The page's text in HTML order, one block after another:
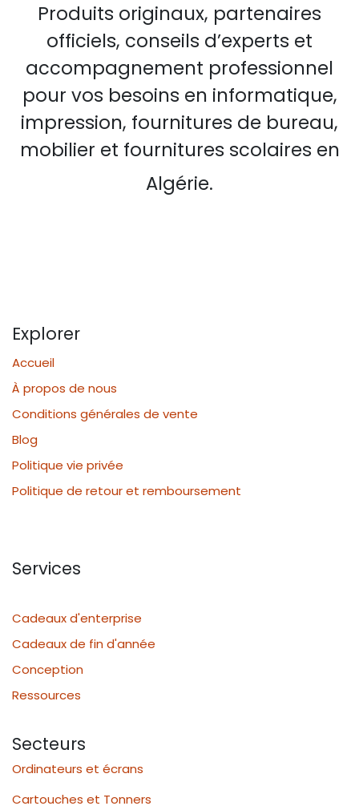
Produits originaux, partenaires
officiels, conseils d’experts et
accompagnement professionnel
pour vos besoins en informatique,
impression, fournitures de bureau,
mobilier et fournitures scolaires en
Algérie.
Explorer
Accueil
À propos de nous
Conditions générales de vente
Blog
Politique vie privée
Politique de retour et remboursement
Services
Cadeaux d'enterprise
Cadeaux de fin d'année
Conception
Ressources
Secteurs
Ordinateurs et écrans
Cartouches et Tonners